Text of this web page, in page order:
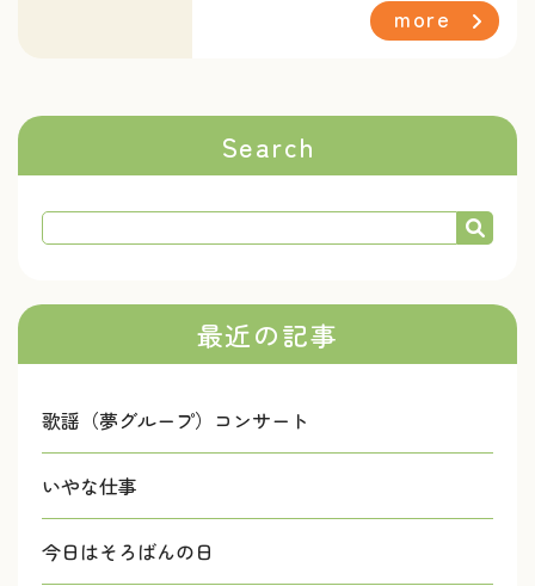
more
Search
最近の記事
歌謡（夢グループ）コンサート
いやな仕事
今日はそろばんの日